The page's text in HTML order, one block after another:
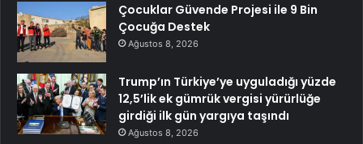
Çocuklar Güvende Projesi ile 9 Bin
Çocuğa Destek
Ağustos 8, 2026
Trump’ın Türkiye’ye uyguladığı yüzde
12,5’lik ek gümrük vergisi yürürlüğe
girdiği ilk gün yargıya taşındı
Ağustos 8, 2026